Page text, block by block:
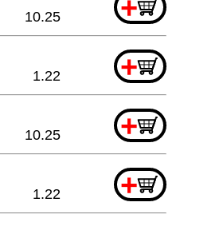
+
10.25
+
1.22
+
10.25
+
1.22